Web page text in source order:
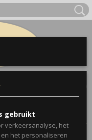
(0)
Counterweight
gebruikt
verkeersanalyse, het
het personaliseren